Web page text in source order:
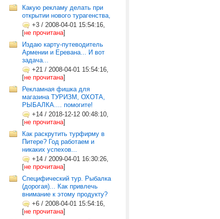
Какую рекламу делать при
открытии нового турагенства,
+3 / 2008-04-01 15:54:16,
[не прочитана]
Издаю карту-путеводитель
Армении и Еревана... И вот
задача...
+21 / 2008-04-01 15:54:16,
[не прочитана]
Рекламная фишка для
магазина ТУРИЗМ, ОХОТА,
РЫБАЛКА.... помогите!
+14 / 2018-12-12 00:48:10,
[не прочитана]
Как раскрутить турфирму в
Питере? Год работаем и
никаких успехов...
+14 / 2009-04-01 16:30:26,
[не прочитана]
Специфический тур. Рыбалка
(дорогая)... Как привлечь
внимание к этому продукту?
+6 / 2008-04-01 15:54:16,
[не прочитана]